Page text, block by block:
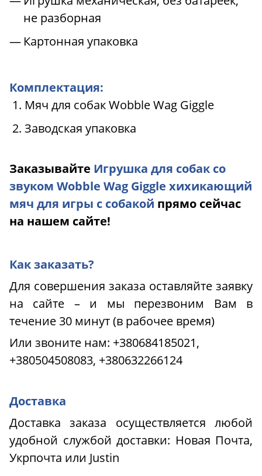
не разборная
Картонная упаковка
Комплектация:
Мяч для собак Wobble Wag Giggle
Заводская упаковка
Заказывайте Игрушка для собак со
звуком Wobble Wag Giggle хихикающий
мяч для игры с собакой прямо сейчас
на нашем сайте!
Как заказать?
Для совершения заказа оставляйте заявку
на сайте – и мы перезвоним Вам в
течение 30 минут (в рабочее время)
Или звоните нам: +380684185021,
+380504508083, +380632266124
Доставка
Доставка заказа осуществляется любой
удобной службой доставки: Новая Почта,
Укрпочта или Justin